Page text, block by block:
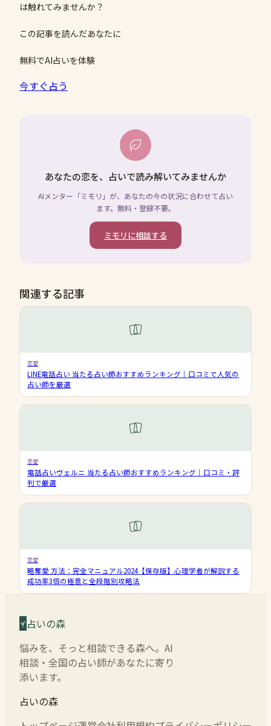
は触れてみませんか？
この記事を読んだあなたに
無料でAI占いを体験
今すぐ占う
あなたの恋を、占いで読み解いてみませんか
AIメンター「ミモリ」が、あなたの今の状況に合わせて占い
ます。無料・登録不要。
ミモリに相談する
関連する記事
恋愛
LINE電話占い 当たる占い師おすすめランキング｜口コミで人気の
占い師を厳選
恋愛
電話占いヴェルニ 当たる占い師おすすめランキング｜口コミ・評
判で厳選
恋愛
略奪愛 方法：完全マニュアル2024【保存版】心理学者が解説する
成功率3倍の極意と全段階別攻略法
占いの森
悩みを、そっと相談できる森へ。AI
相談・全国の占い師があなたに寄り
添います。
占いの森